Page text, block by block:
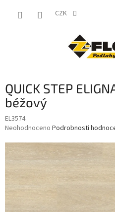
CZK
QUICK STEP
béžový
EL3574
Průměrné
produktu
hvězdiček.
Neohodnoceno Podrobnosti